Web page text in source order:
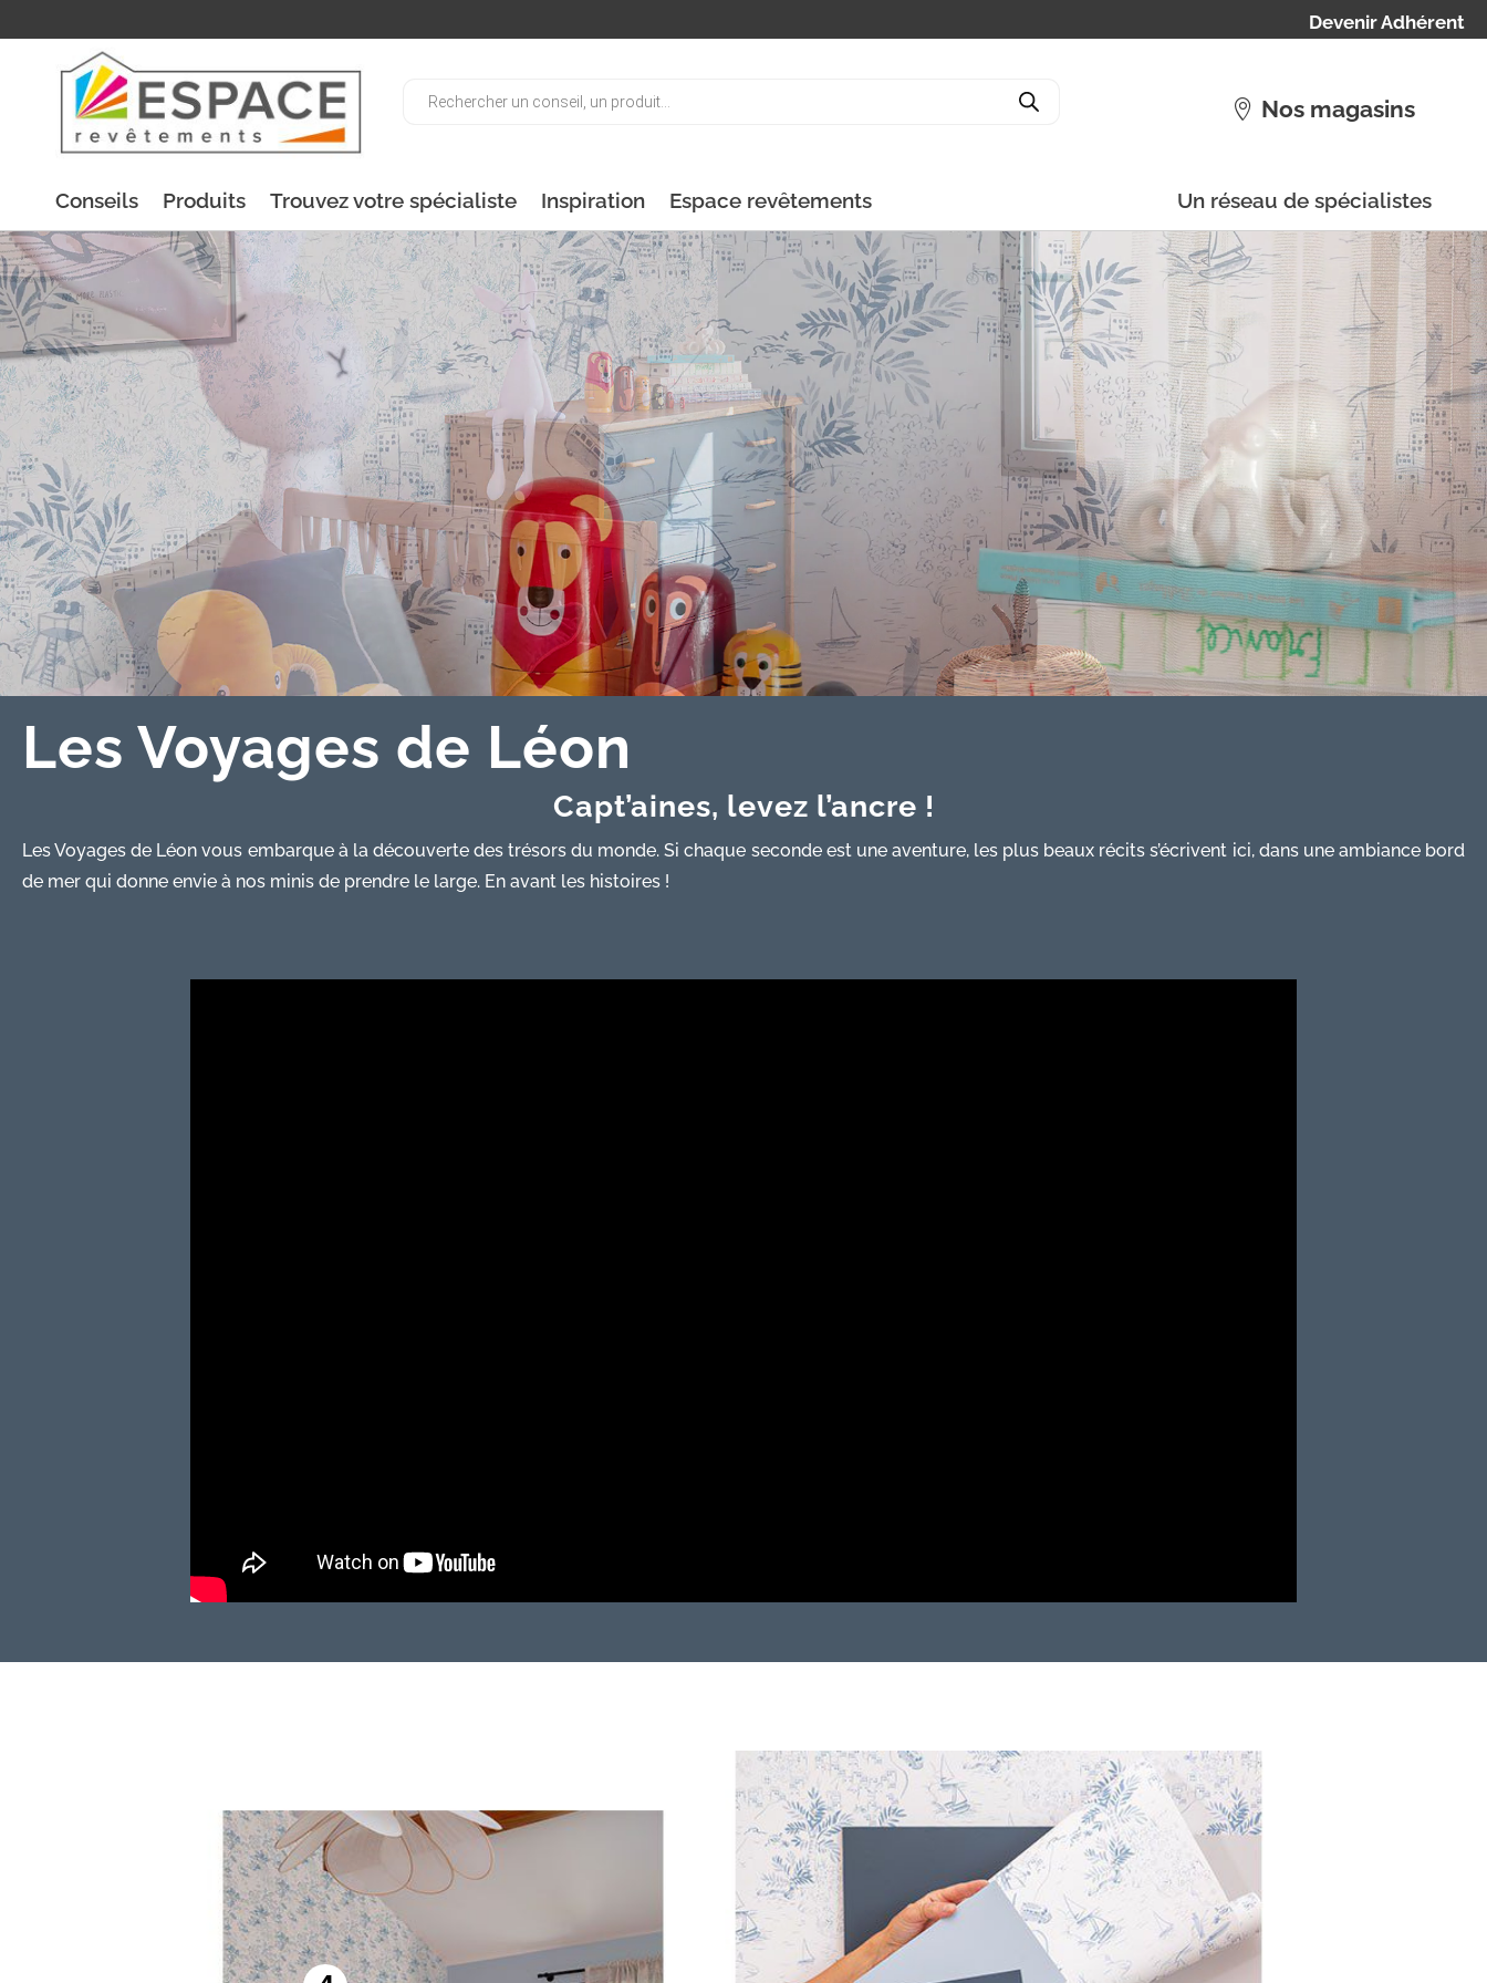
Devenir Adhérent
Nos magasins
Conseils Produits Trouvez votre spécialiste Inspiration Espace revêtements Un réseau de spécialistes
Les Voyages de Léon
Capt’aines, levez l’ancre !
Les Voyages de Léon vous embarque à la découverte des trésors du monde. Si chaque seconde est une aventure, les plus beaux récits s’écrivent ici, dans une ambiance bord
de mer qui donne envie à nos minis de prendre le large. En avant les histoires !